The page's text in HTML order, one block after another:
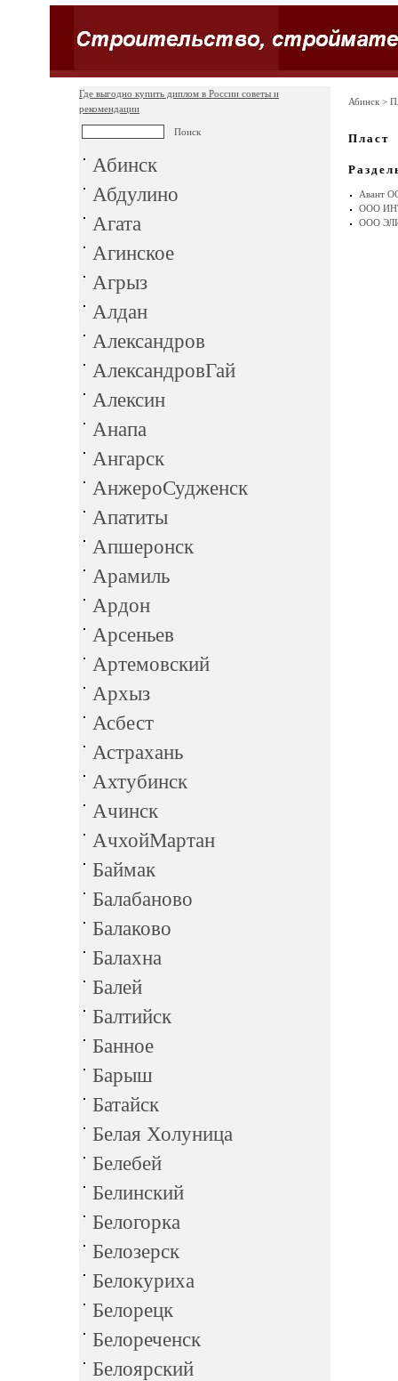
Где выгодно купить диплом в России советы и
рекомендации
Абинск
Абдулино
Агата
Агинское
Агрыз
Алдан
Александров
АлександровГай
Алексин
Анапа
Ангарск
АнжероСудженск
Апатиты
Апшеронск
Арамиль
Ардон
Арсеньев
Артемовский
Архыз
Асбест
Астрахань
Ахтубинск
Ачинск
АчхойМартан
Баймак
Балабаново
Балаково
Балахна
Балей
Балтийск
Банное
Барыш
Батайск
Белая Холуница
Белебей
Белинский
Белогорка
Белозерск
Белокуриха
Белорецк
Белореченск
Белоярский
Абинск >
Пласт
Авант
ООО
ООО